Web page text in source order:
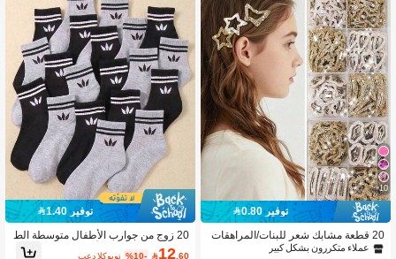
10
توفير 0.80
20 قطعة مشابك شعر للبنات/المراهقات
بتصاميم متنوعة من النجوم اللامعة والقلو
عملاء متكررون بشكل كبير
توفير 1.40
20 زوج من جوارب الأطفال متوسطة الط
ول، جوارب قصيرة للأطفال، جوارب مطا
12.60
%10- بعد الكوبون